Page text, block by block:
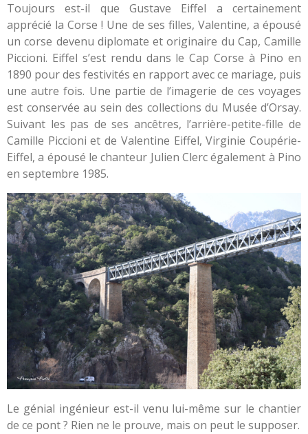
Toujours est-il que Gustave Eiffel a certainement
apprécié la Corse ! Une de ses filles, Valentine, a épousé
un corse devenu diplomate et originaire du Cap, Camille
Piccioni. Eiffel s’est rendu dans le Cap Corse à Pino en
1890 pour des festivités en rapport avec ce mariage, puis
une autre fois. Une partie de l’imagerie de ces voyages
est conservée au sein des collections du Musée d’Orsay.
Suivant les pas de ses ancêtres, l’arrière-petite-fille de
Camille Piccioni et de Valentine Eiffel, Virginie Coupérie-
Eiffel, a épousé le chanteur Julien Clerc également à Pino
en septembre 1985.
Le génial ingénieur est-il venu lui-même sur le chantier
de ce pont ? Rien ne le prouve, mais on peut le supposer.